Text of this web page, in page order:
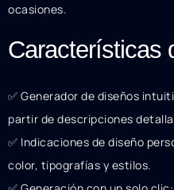
ocasiones.
Características
✅ Generador de diseños
partir de descripciones
✅ Indicaciones de diseño
color, tipografías y estilos.